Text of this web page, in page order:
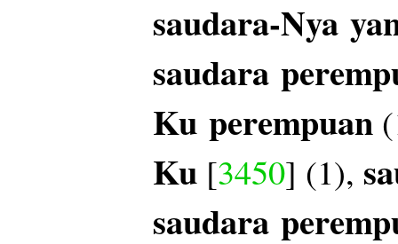
saudara-Nya
saudara
Ku perempuan
Ku [3450] (1),
saudara